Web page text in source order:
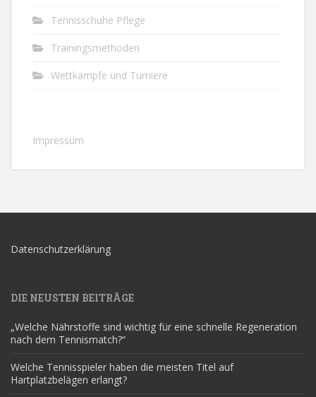
Tennisschuhe Pflege
Trainingsmethoden
Wettkämpfe und Turniere
Impressum
Datenschutzerklärung
DIE NEUSTEN BEITRÄGE
„Welche Nährstoffe sind wichtig für eine schnelle Regeneration
nach dem Tennismatch?“
Welche Tennisspieler haben die meisten Titel auf
Hartplatzbelägen erlangt?